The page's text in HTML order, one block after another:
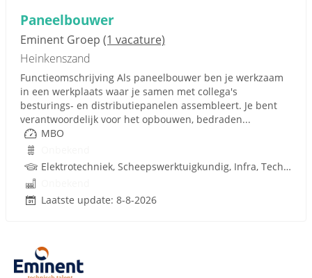
Paneelbouwer
Eminent Groep (1 vacature)
Heinkenszand
Functieomschrijving Als paneelbouwer ben je werkzaam
in een werkplaats waar je samen met collega's
besturings- en distributiepanelen assembleert. Je bent
verantwoordelijk voor het opbouwen, bedraden...
MBO
Elektrotechniek, Scheepswerktuigkundig, Infra, Techniek
Laatste update: 8-8-2026